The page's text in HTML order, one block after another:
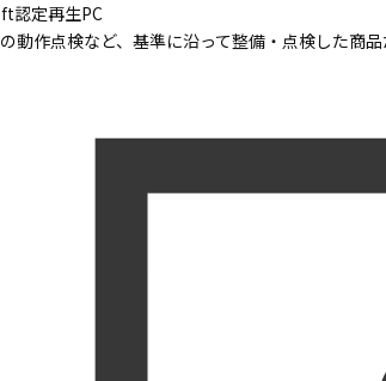
認定再生PC
動作点検など、基準に沿って整備・点検した商